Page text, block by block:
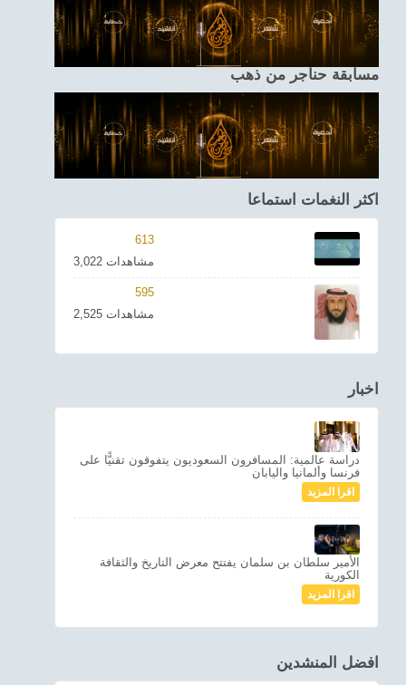
مسابقة حناجر من ذهب
اكثر النغمات استماعا
613
3,022 مشاهدات
595
2,525 مشاهدات
اخبار
دراسة عالمية: المسافرون السعوديون يتفوقون تقنيًّا على
فرنسا وألمانيا واليابان
اقرا المزيد
الأمير سلطان بن سلمان يفتتح معرض التاريخ والثقافة
الكورية
اقرا المزيد
افضل المنشدين